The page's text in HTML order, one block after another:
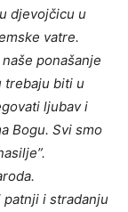
djevojčicu u
vatre.
ponašanje
trebaju biti u
ljubav i
Bogu. Svi smo
patnji i stradanju